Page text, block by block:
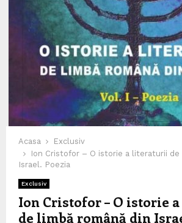
Acasa
Exclusiv
Ion Cristofor – O istorie a literaturii de
Israel. Poezia
Exclusiv
Ion Cristofor – O istorie
de limbă română din